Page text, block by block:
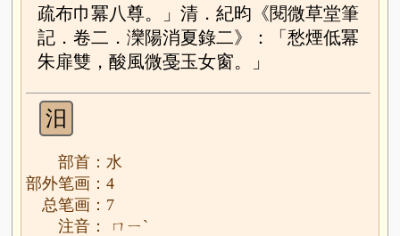
疏布巾冪八尊。」清．紀昀《閱微草堂筆
記．卷二．灤陽消夏錄二》：「愁煙低冪
朱扉雙，酸風微戞玉女窗。」
汨
部首：水
部外笔画：4
总笔画：7
注音： ㄇㄧˋ